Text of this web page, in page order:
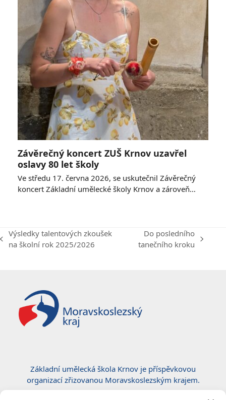
Závěrečný koncert ZUŠ Krnov uzavřel
oslavy 80 let školy
Ve středu 17. června 2026, se uskutečnil Závěrečný
koncert Základní umělecké školy Krnov a zároveň…
previous
Výsledky talentových zkoušek
na školní rok 2025/2026
next
Do posledního
tanečního kroku
Základní umělecká škola Krnov je příspěvkovou
organizací zřizovanou Moravskoslezským krajem.